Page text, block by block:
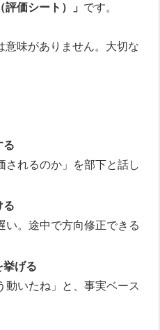
評価シート）」 です。
意味がありません。大切な
る
れるのか」を部下と話し
る
。途中で方向修正できる
挙げる
いたね」と、事実ベース